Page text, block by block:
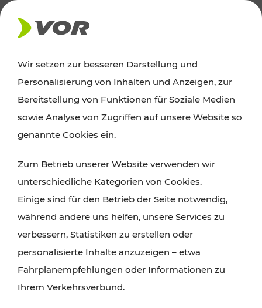
AKTUELLES
News
Alle wichtigen Meldungen zu Fahrplanänderungen,
finden Sie hier im Überblick.
Wir setzen zur besseren Darstellung und
Personalisierung von Inhalten und Anzeigen, zur
Bereitstellung von Funktionen für Soziale Medien
sowie Analyse von Zugriffen auf unsere Website so
genannte Cookies ein.
Zum Betrieb unserer Website verwenden wir
unterschiedliche Kategorien von Cookies.
Einige sind für den Betrieb der Seite notwendig,
während andere uns helfen, unsere Services zu
verbessern, Statistiken zu erstellen oder
personalisierte Inhalte anzuzeigen – etwa
Fahrplanempfehlungen oder Informationen zu
Ihrem Verkehrsverbund.